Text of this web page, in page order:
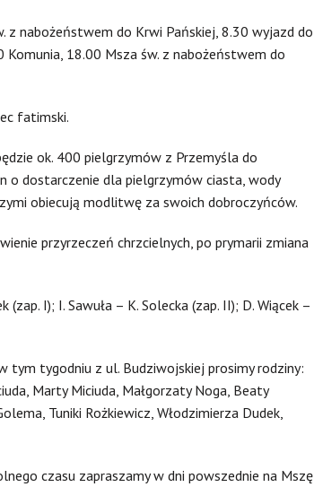
z nabożeństwem do Krwi Pańskiej, 8.30 wyjazd do
18.00 Msza św. z nabożeństwem do
fatimski.
ok. 400 pielgrzymów z Przemyśla do
o dostarczenie dla pielgrzymów ciasta, wody
obiecują modlitwę za swoich dobroczyńców.
przyrzeczeń chrzcielnych, po prymarii zmiana
I); I. Sawuła – K. Solecka (zap. II); D. Wiącek –
tym tygodniu z ul. Budziwojskiej prosimy rodziny:
Marty Miciuda, Małgorzaty Noga, Beaty
Tuniki Rożkiewicz, Włodzimierza Dudek,
czasu zapraszamy w dni powszednie na Mszę